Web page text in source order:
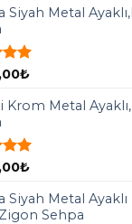
Siyah Metal
₺
Krom Metal
₺
Siyah Metal
Sehpa